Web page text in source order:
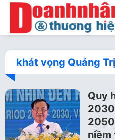
khát vọng Quảng Trị
Quy
niềm